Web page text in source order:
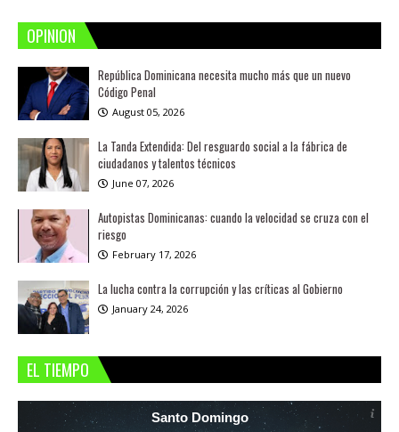
OPINION
República Dominicana necesita mucho más que un nuevo
Código Penal
August 05, 2026
La Tanda Extendida: Del resguardo social a la fábrica de
ciudadanos y talentos técnicos
June 07, 2026
Autopistas Dominicanas: cuando la velocidad se cruza con el
riesgo
February 17, 2026
La lucha contra la corrupción y las críticas al Gobierno
January 24, 2026
EL TIEMPO
Santo Domingo